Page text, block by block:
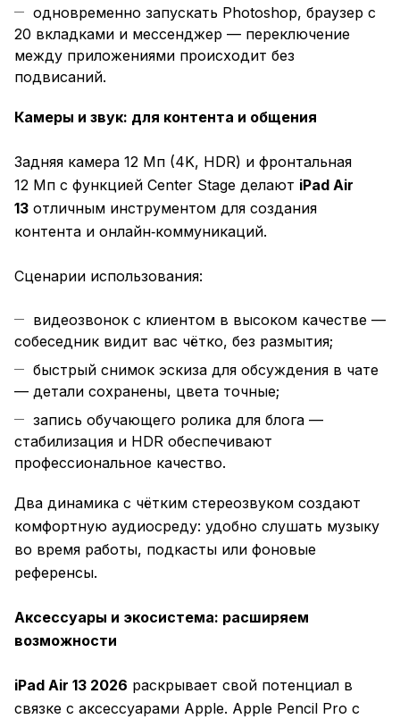
одновременно запускать Photoshop, браузер с
20 вкладками и мессенджер — переключение
между приложениями происходит без
подвисаний.
Камеры и звук: для контента и общения
Задняя камера 12 Мп (4K, HDR) и фронтальная
12 Мп с функцией Center Stage делают iPad Air
13 отличным инструментом для создания
контента и онлайн‑коммуникаций.
Сценарии использования:
видеозвонок с клиентом в высоком качестве —
собеседник видит вас чётко, без размытия;
быстрый снимок эскиза для обсуждения в чате
— детали сохранены, цвета точные;
запись обучающего ролика для блога —
стабилизация и HDR обеспечивают
профессиональное качество.
Два динамика с чётким стереозвуком создают
комфортную аудиосреду: удобно слушать музыку
во время работы, подкасты или фоновые
референсы.
Аксессуары и экосистема: расширяем
возможности
iPad Air 13 2026 раскрывает свой потенциал в
связке с аксессуарами Apple. Apple Pencil Pro с